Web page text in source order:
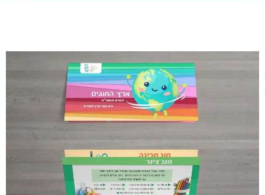
מזכרות >>